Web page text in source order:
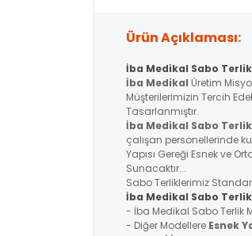
Ürün Açıklaması:
İba Medikal Sabo
İba Medikal Üretim
Müşterilerimizin Tercih
Tasarlanmıştır.
İba Medikal Sabo
çalışan personellerinde
Yapısı Gereği Esnek ve
Sunacaktır...
Sabo Terliklerimiz
İba Medikal Sabo
- İba Medikal Sabo Terlik
- Diğer Modellere Esnek